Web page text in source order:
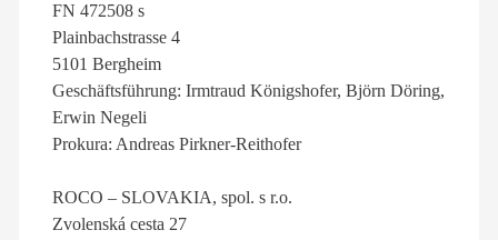
FN 472508 s
Plainbachstrasse 4
5101 Bergheim
Geschäftsführung: Irmtraud Königshofer, Björn Döring,
Erwin Negeli
Prokura: Andreas Pirkner-Reithofer
ROCO – SLOVAKIA, spol. s r.o.
Zvolenská cesta 27